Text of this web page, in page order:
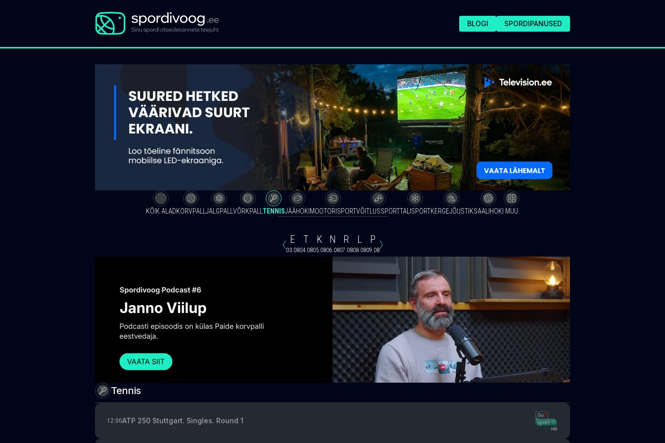
BLOGI SPORDIPANUSED
KÕIK ALADKORVPALL JALGPALL VÕRKPALL TENNISJÄÄHOKI MOOTORISPORTVÕITLUSSPORTTALISPORTKERGEJÕUSTIKSAALIHOKI MUU
E
03.08
T
04.08
K
05.08
N
06.08
R
07.08
L
08.08
P
09.08
Tennis
12:00ATP 250 Stuttgart. Singles. Round 1